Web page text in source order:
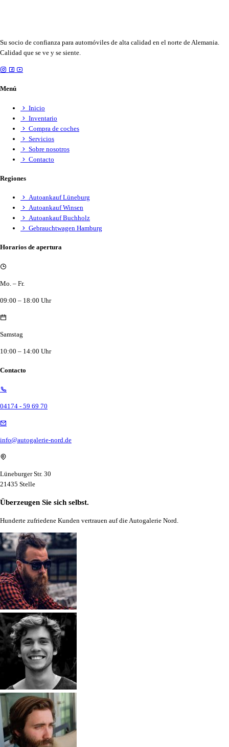
Su socio de confianza para automóviles de alta calidad en el norte de Alemania.
Calidad que se ve y se siente.
Menú
Inicio
Inventario
Compra de coches
Servicios
Sobre nosotros
Contacto
Regiones
Autoankauf Lüneburg
Autoankauf Winsen
Autoankauf Buchholz
Gebrauchtwagen Hamburg
Horarios de apertura
Mo. – Fr.
09:00 – 18:00 Uhr
Samstag
10:00 – 14:00 Uhr
Contacto
04174 - 59 69 70
info@autogalerie-nord.de
Lüneburger Str. 30
21435 Stelle
Überzeugen Sie sich selbst.
Hunderte zufriedene Kunden vertrauen auf die Autogalerie Nord.